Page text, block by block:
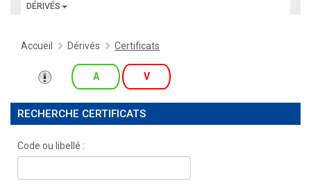
DÉRIVÉS
Accueil Dérivés Certificats
A V
RECHERCHE CERTIFICATS
Code ou libellé :